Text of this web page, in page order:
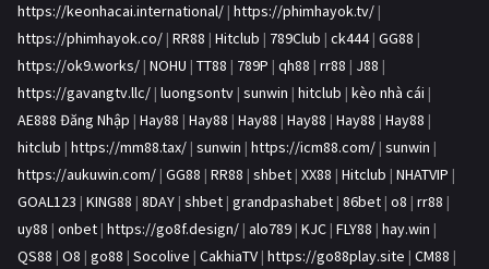
https://keonhacai.international/ | https://phimhayok.tv/ |
https://phimhayok.co/ | RR88 | Hitclub | 789Club | ck444| GG88 |
https://ok9.works/ | NOHU | TT88 | 789P | qh88 | rr88 | J88 |
https://gavangtv.llc/ | luongsontv | sunwin | hitclub | kèo nhà cái |
AE888 Đăng Nhập | Hay88 | Hay88 | Hay88 | Hay88 | Hay88 | Hay88 |
hitclub | https://mm88.tax/ | sunwin | https://icm88.com/ | sunwin |
https://aukuwin.com/ | GG88 | RR88 | shbet | XX88 | Hitclub | NHATVIP |
GOAL123 | KING88 | 8DAY | shbet | grandpashabet | 86bet | o8 | rr88 |
uy88 | onbet | https://go8f.design/ | alo789 | KJC | FLY88 | hay.win |
QS88 | O8 | go88 | Socolive | CakhiaTV | https://go88play.site | CM88 |